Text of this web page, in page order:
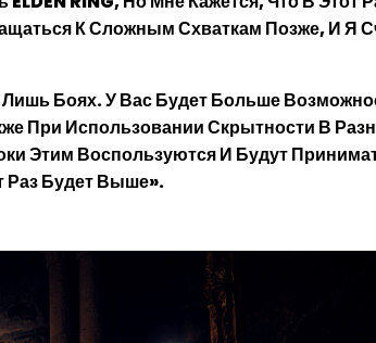
К Сложным Схваткам Позже, И Я
Боях. У Вас Будет Больше
При Использовании Скрытности В
Этим Воспользуются И Будут
Раз Будет Выше».